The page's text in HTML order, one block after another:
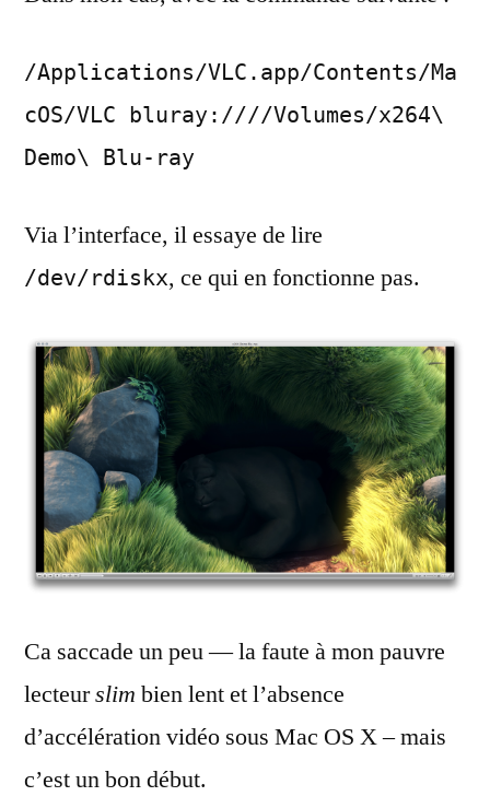
/Applications/VLC.app/Contents/Ma
cOS/VLC bluray:////Volumes/x264\
Demo\ Blu-ray
Via l’interface, il essaye de lire
/dev/rdiskx, ce qui en fonctionne pas.
Ca saccade un peu — la faute à mon pauvre
lecteurslim bien lent et l’absence
d’accélération vidéo sous Mac OS X – mais
c’est un bon début.